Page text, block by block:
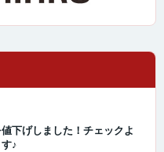
下げしました！チェックよ
♪